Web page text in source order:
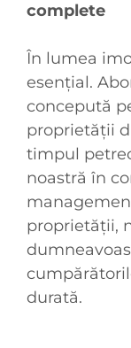
complete
În lumea
esențial.
concepută
proprietății
timpul
noastră în
proprietății,
durată.